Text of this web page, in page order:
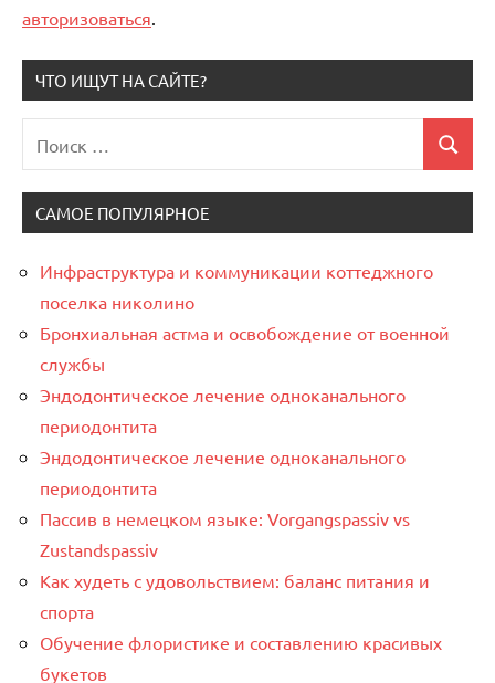
авторизоваться.
ЧТО ИЩУТ НА САЙТЕ?
для:
Поиск
САМОЕ ПОПУЛЯРНОЕ
Инфраструктура и коммуникации коттеджного
поселка николино
Бронхиальная астма и освобождение от военной
службы
Эндодонтическое лечение одноканального
периодонтита
Эндодонтическое лечение одноканального
периодонтита
Пассив в немецком языке: Vorgangspassiv vs
Zustandspassiv
Как худеть с удовольствием: баланс питания и
спорта
Обучение флористике и составлению красивых
букетов